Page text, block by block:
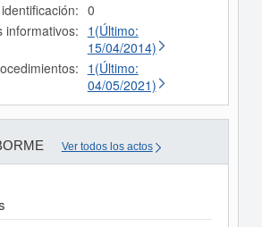
0
informativos: 1(Último:
15/04/2014)
1(Último:
04/05/2021)
Ver todos los actos